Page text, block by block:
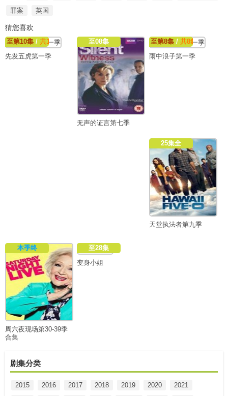
罪案
英国
猜您喜欢
至第10集 / 共10集
先发五虎第一季
至08集
无声的证言第七季
至第8集/ 共8集
雨中浪子第一季
25集全
天堂执法者第九季
本季终
周六夜现场第30-39季
合集
至28集
变身小姐
剧集分类
2015 2016 2017 2018 2019 2020
2021